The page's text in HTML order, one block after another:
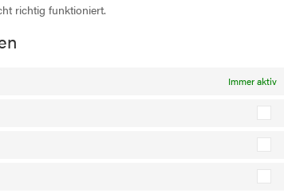
richtig funktioniert.
Immer aktiv